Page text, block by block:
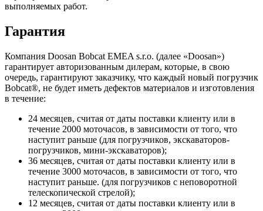
выполняемых работ.
Гарантия
Компания Doosan Bobcat EMEA s.r.o. (далее «Doosan»)
гарантирует авторизованным дилерам, которые, в свою
очередь, гарантируют заказчику, что каждый новый погрузчик
Bobcat®, не будет иметь дефектов материалов и изготовления
в течение:
24 месяцев, считая от даты поставки клиенту или в
течение 2000 моточасов, в зависимости от того, что
наступит раньше (для погрузчиков, экскаваторов-
погрузчиков, мини-экскаваторов);
36 месяцев, считая от даты поставки клиенту или в
течение 3000 моточасов, в зависимости от того, что
наступит раньше. (для погрузчиков с неповоротной
телескопической стрелой);
12 месяцев, считая от даты поставки клиенту или в